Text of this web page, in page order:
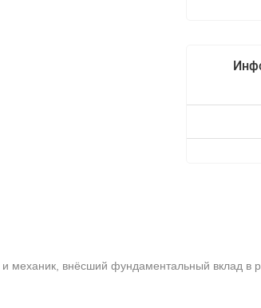
внёсший фундаментальный вклад в